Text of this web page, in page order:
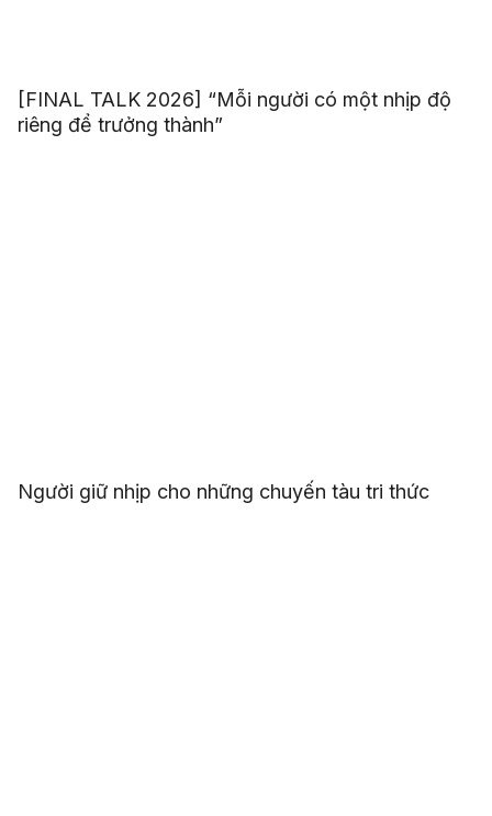
[FINAL TALK 2026] “Mỗi người có một nhịp độ
riêng để trưởng thành”
Người giữ nhịp cho những chuyến tàu tri thức